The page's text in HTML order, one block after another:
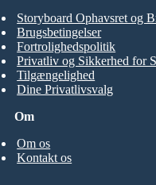
Om
Om os
Kontakt os
Storyboard Ophavsret og
Brugsbetingelser
Fortrolighedspolitik
Privatliv og Sikkerhed for
Tilgængelighed
Dine Privatlivsvalg